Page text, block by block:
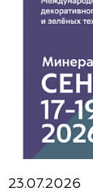
23.07.2026